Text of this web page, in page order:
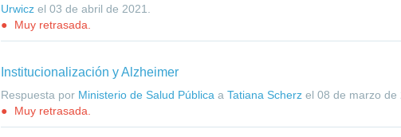
Urwiczel 03 de abril de 2021
Muy retrasada.
Institucionalización y Alzheimer
Respuesta por Ministerio de Salud Pública a Tatiana Scherzel 08 de marzo de
Muy retrasada.